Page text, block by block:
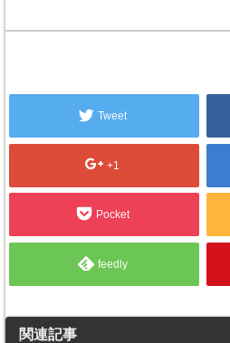
Tweet
+1
Pocket
feedly
関連記事